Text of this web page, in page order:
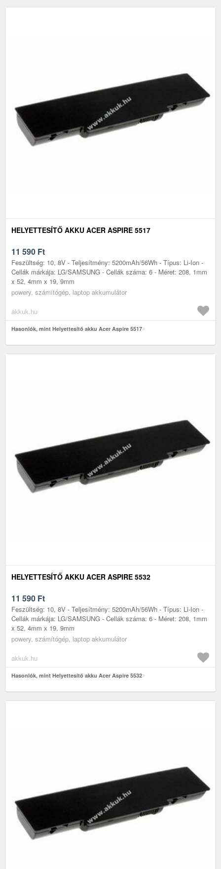
HELYETTESÍTŐ AKKU ACER ASPIRE 5517
11 590 Ft
Feszültség: 10, 8V - Teljesítmény: 5200mAh/56Wh - Típus: Li-Ion -
Cellák márkája: LG/SAMSUNG - Cellák száma: 6 - Méret: 208, 1mm
x 52, 4mm x 19, 9mm
powery, számítógép, laptop akkumulátor
akkuk.hu
Hasonlók, mint Helyettesítő akku Acer Aspire 5517
HELYETTESÍTŐ AKKU ACER ASPIRE 5532
11 590 Ft
Feszültség: 10, 8V - Teljesítmény: 5200mAh/56Wh - Típus: Li-Ion -
Cellák márkája: LG/SAMSUNG - Cellák száma: 6 - Méret: 208, 1mm
x 52, 4mm x 19, 9mm
powery, számítógép, laptop akkumulátor
akkuk.hu
Hasonlók, mint Helyettesítő akku Acer Aspire 5532